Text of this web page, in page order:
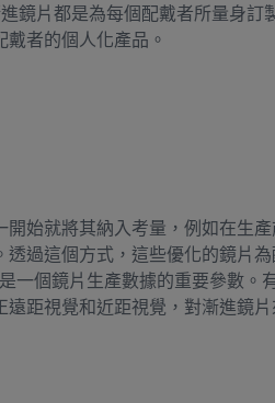
鏡片都是為每個配戴者所量身訂
者的個人化產品。
始就將其納入考量，例如在生
過這個方式，這些優化的鏡片
一個鏡片生產數據的重要參數。
距視覺和近距視覺，對漸進鏡